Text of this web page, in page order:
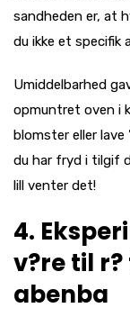
sandheden er, at
du ikke et specifik
Umiddelbarhed
opmuntret oven i
blomster eller
du har fryd i tilgif
lill venter det!
4.
v?re til
abenba